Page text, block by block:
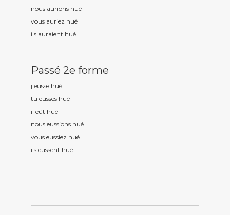
nous aurions hué
vous auriez hué
ils auraient hué
Passé 2e forme
j'eusse hué
tu eusses hué
il eût hué
nous eussions hué
vous eussiez hué
ils eussent hué